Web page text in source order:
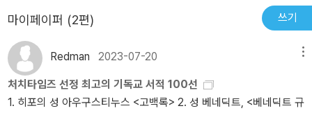
아들이신 예수님께서 인간의 몸을 입고 우리에게 오셔서, 하나님을
아버지라 부를 수 있게 알려 주시고, 이전까지 알지 못했던 사랑을 설
파하시고, 우리의 죄를 위하여 십자가에서 돌아가시고, 부활 하셨습
니다. 그가 믿지 못하는 사람들을 위하여 행하신 이적은 ‘우연’하게 일
어나는 자연적 현상이라고 하고, 우연하게 일어 날 수도 있지만 우연
이 여러 번 겹치면 필연일 수 밖에 없습니다. 심지어 예수님이 실존 인
강력합니다. 사실 기독교는 교리의 나열이 아닙니다. 이성을 양보하
고 초월의 세계에 그냥 맹목적으로 빠져드는 것도 아닙니다 (솔직히
그런 부분이 있기도 합니다만..^^) 기독교의 핵심은 예수 그리스도입
니다. 기적, 사후세계, 창조, 구원 등은 다른 종교에서도 나타나는 것
입니다. 기독교가 다른 종교와 다른 것은, 2000년 전에 이 땅에 나타
난 예수 그리스도라는 인물이 모든 것의 중심이며, 따라서 그 분과 어
떻게 살아야할까? 궁리하며 살겠습니다. 성숙한 그리스도인이 일순
간에 될 수는 없지만, 꾸준히 노력하겠습니다. 종교개혁과 개신교 50
0살의 참뜻을 기억하고, 기도하며, 기념하겠습니다.
마이페이퍼 (2편) 쓰기
Redman 2023-07-20
처치타임즈 선정 최고의 기독교 서적 100선
1. 히포의 성 아우구스티누스 <고백록> 2. 성 베네딕트, <베네딕트 규